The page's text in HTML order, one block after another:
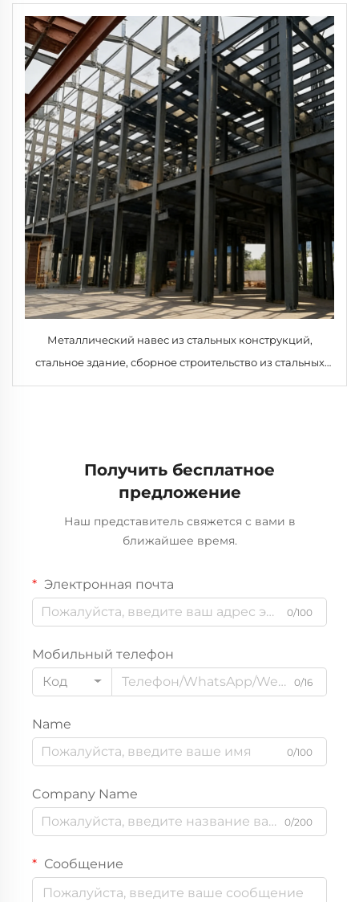
Металлический навес из стальных конструкций,
стальное здание, сборное строительство из стальных
конструкций, дом
Получить бесплатное
предложение
Наш представитель свяжется с вами в
ближайшее время.
Электронная почта
0/100
Мобильный телефон
Код
0/16
Name
0/100
Company Name
0/200
Сообщение